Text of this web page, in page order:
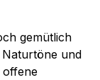
gemütlich
und
offene